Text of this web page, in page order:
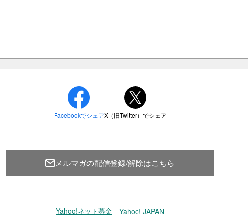
2023【第2部：東北の震災伝承活動の今
メルマガの配信登録/解除はこちら
Yahoo!ネット募金 Yahoo! JAPAN